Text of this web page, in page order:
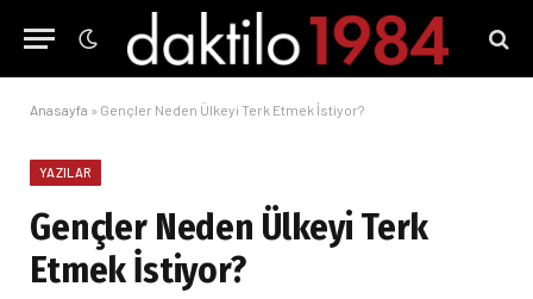
Anasayfa » Gençler Neden Ülkeyi Terk Etmek İstiyor?
YAZILAR
Gençler Neden Ülkeyi Terk
Etmek İstiyor?